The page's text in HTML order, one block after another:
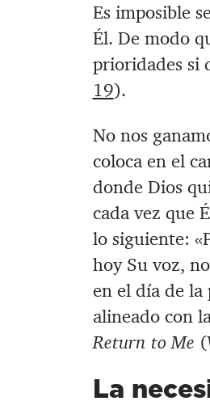
Es imposible
Él. De modo
prioridades si
19).
No nos
coloca en el
donde Dios
cada vez que
lo siguiente:
hoy Su voz,
en el día de la
alineado con
Return to Me (
La